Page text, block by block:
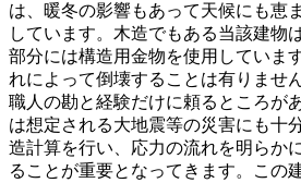
は、暖冬の影響もあって天候にも恵
しています。木造でもある当該建物
部分には構造用金物を使用していま
れによって倒壊することは有りませ
職人の勘と経験だけに頼るところが
は想定される大地震等の災害にも十
造計算を行い、応力の流れを明らか
ることが重要となってきます。この